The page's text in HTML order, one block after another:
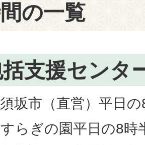
の一覧
支援センタ
坂市（直営）平日
らぎの園平日の8時